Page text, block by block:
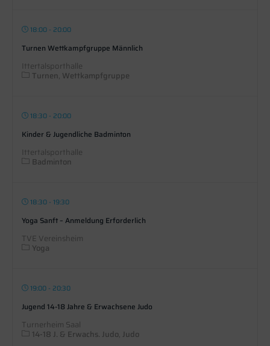
18:00 - 20:00
Turnen Wettkampfgruppe Männlich
Ittertalsporthalle
Turnen Wettkampfgruppe
18:30 - 20:00
Kinder & Jugendliche Badminton
Ittertalsporthalle
Badminton
18:30 - 19:30
Yoga Sanft – Anmeldung Erforderlich
TVE Vereinsheim
Yoga
19:00 - 20:30
Jugend 14-18 Jahre & Erwachsene Judo
Turnerheim Saal
14-18 J. & Erwachs. Judo Judo